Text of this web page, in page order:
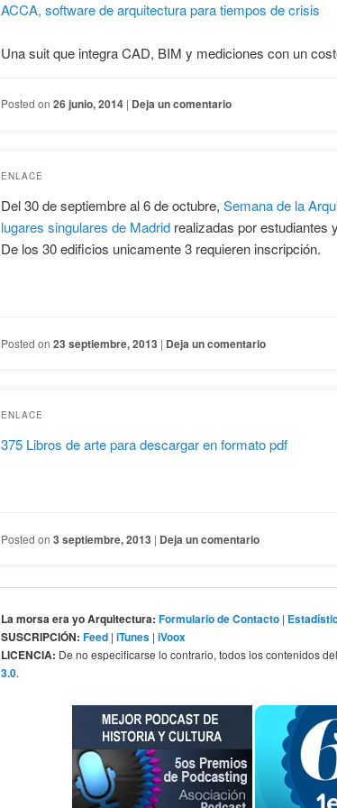
ACCA, software de arquitectura para tiempos de crisis
Una suit que integra CAD, BIM y mediciones con un
Posted on26 junio, 2014 | Deja un comentario
ENLACE
Del 30 de septiembre al 6 de octubre,Semana de la
lugares singulares de Madrid realizadas por estudiantes
De los 30 edificios unicamente 3 requieren inscripción.
Posted on23 septiembre, 2013 | Deja un comentario
ENLACE
375 Libros de arte para descargar en formato pdf
Posted on3 septiembre, 2013 | Deja un comentario
La morsa era yo Arquitectura: Formulario de Contacto |
SUSCRIPCIÓN: Feed |iTunes |iVoox
LICENCIA: De no especificarse lo contrario, todos los contenidos
3.0.